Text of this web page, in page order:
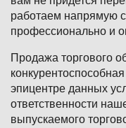
работаем напрямую
профессионально и
Продажа торгового
эпицентре данных
ответственности
выпускаемого